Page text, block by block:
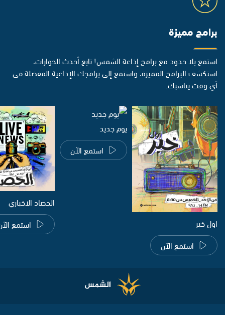
برامج مميزة
استمع بلا حدود مع برامج إذاعة الشمس! تابع أحدث الحوارات،
استكشف البرامج المميزة، واستمع إلى برامجك الإذاعية المفضلة في
أي وقت يناسبك.
اول خبر
استمع الآن
يوم جديد
استمع الآن
الحصاد الاخباري
استمع